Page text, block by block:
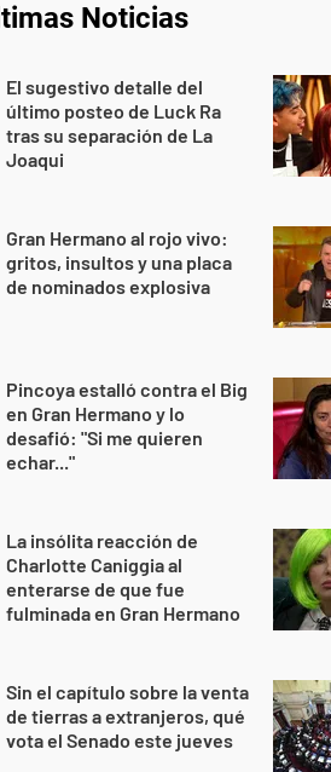
Noticias
El sugestivo detalle del
último posteo de Luck Ra
tras su separación de La
Joaqui
Gran Hermano al rojo vivo:
gritos, insultos y una placa
de nominados explosiva
Pincoya estalló contra el Big
en Gran Hermano y lo
desafió: "Si me quieren
echar..."
La insólita reacción de
Charlotte Caniggia al
enterarse de que fue
fulminada en Gran Hermano
Sin el capítulo sobre la venta
de tierras a extranjeros, qué
vota el Senado este jueves